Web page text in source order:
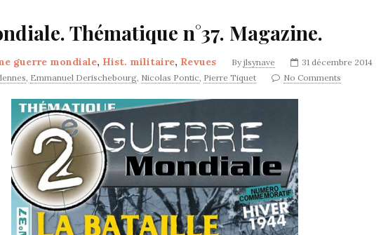
Thématique n°37. Magazine.
guerre mondiale, Hist. militaire, Revues By jlsynave 31 décembre 2014
, Emmanuel Derischebourg, Nicolas Pontic, Pierre Tiquet No Comments